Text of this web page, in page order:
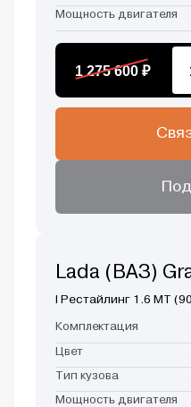
Мощность двигателя
1 275 600 ₽
Lada (ВАЗ)
I Рестайлинг 1.6 MT
Комплектация
Цвет
Тип кузова
Мощность двигателя